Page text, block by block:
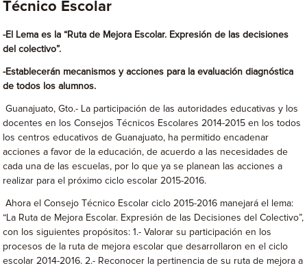
Técnico Escolar
-El Lema es la “Ruta de Mejora Escolar. Expresión de las decisiones
del colectivo”.
-Establecerán mecanismos y acciones para la evaluación diagnóstica
de todos los alumnos.
Guanajuato, Gto.- La participación de las autoridades educativas y los
docentes en los Consejos Técnicos Escolares 2014-2015 en los todos
los centros educativos de Guanajuato, ha permitido encadenar
acciones a favor de la educación, de acuerdo a las necesidades de
cada una de las escuelas, por lo que ya se planean las acciones a
realizar para el próximo ciclo escolar 2015-2016.
Ahora el Consejo Técnico Escolar ciclo 2015-2016 manejará el lema:
“La Ruta de Mejora Escolar. Expresión de las Decisiones del Colectivo”,
con los siguientes propósitos: 1.- Valorar su participación en los
procesos de la ruta de mejora escolar que desarrollaron en el ciclo
escolar 2014-2016. 2.- Reconocer la pertinencia de su ruta de mejora a